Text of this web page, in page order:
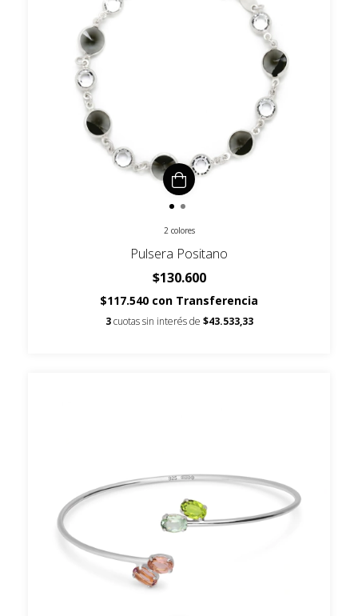
2 colores
Pulsera Positano
$130.600
$117.540 con Transferencia
3 cuotas sin interés de $43.533,33